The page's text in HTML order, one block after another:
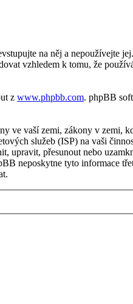
na něj a nepoužívejte
vzhledem k tomu, že
z www.phpbb.com. phpBB
ve vaší zemi, zákony v zemi,
služeb (ISP) na vaši
upravit, přesunout nebo
neposkytne tyto informace